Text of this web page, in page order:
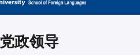
党政领导